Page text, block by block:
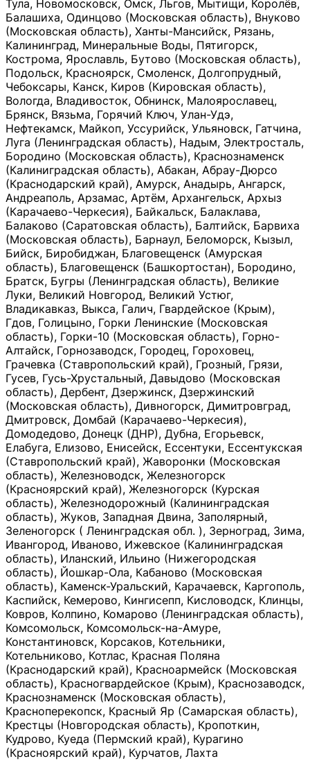
Тула, Новомосковск, Омск, Льгов, Мытищи, Королёв,
Балашиха, Одинцово (Московская область), Внуково
(Московская область), Ханты-Мансийск, Рязань,
Калининград, Минеральные Воды, Пятигорск,
Кострома, Ярославль, Бутово (Московская область),
Подольск, Красноярск, Смоленск, Долгопрудный,
Чебоксары, Канск, Киров (Кировская область),
Вологда, Владивосток, Обнинск, Малоярославец,
Брянск, Вязьма, Горячий Ключ, Улан-Удэ,
Нефтекамск, Майкоп, Уссурийск, Ульяновск, Гатчина,
Луга (Ленинградская область), Надым, Электросталь,
Бородино (Московская область), Краснознаменск
(Калиниградская область), Абакан, Абрау-Дюрсо
(Краснодарский край), Амурск, Анадырь, Ангарск,
Андреаполь, Арзамас, Артём, Архангельск, Архыз
(Карачаево-Черкесия), Байкальск, Балаклава,
Балаково (Саратовская область), Балтийск, Барвиха
(Московская область), Барнаул, Беломорск, Кызыл,
Бийск, Биробиджан, Благовещенск (Амурская
область), Благовещенск (Башкортостан), Бородино,
Братск, Бугры (Ленинградская область), Великие
Луки, Великий Новгород, Великий Устюг,
Владикавказ, Выкса, Галич, Гвардейское (Крым),
Гдов, Голицыно, Горки Ленинские (Московская
область), Горки-10 (Московская область), Горно-
Алтайск, Горнозаводск, Городец, Гороховец,
Грачевка (Ставропольский край), Грозный, Грязи,
Гусев, Гусь-Хрустальный, Давыдово (Московская
область), Дербент, Дзержинск, Дзержинский
(Московская область), Дивногорск, Димитровград,
Дмитровск, Домбай (Карачаево-Черкесия),
Домодедово, Донецк (ДНР), Дубна, Егорьевск,
Елабуга, Елизово, Енисейск, Ессентуки, Ессентукская
(Ставропольский край), Жаворонки (Московская
область), Железноводск, Железногорск
(Красноярский край), Железногорск (Курская
область), Железнодорожный (Калининградская
область), Жуков, Западная Двина, Заполярный,
Зеленогорск ( Ленинградская обл. ), Зерноград, Зима,
Ивангород, Иваново, Ижевское (Калининградская
область), Иланский, Ильино (Нижегородская
область), Йошкар-Ола, Кабаново (Московская
область), Каменск-Уральский, Карачаевск, Каргополь,
Каспийск, Кемерово, Кингисепп, Кисловодск, Клинцы,
Ковров, Колпино, Комарово (Ленинградская область),
Комсомольск, Комсомольск-на-Амуре,
Константиновск, Корсаков, Котельники,
Котельниково, Котлас, Красная Поляна
(Краснодарский край), Красноармейск (Московская
область), Красногвардейское (Крым), Краснозаводск,
Краснознаменск (Московская область),
Красноперекопск, Красный Яр (Самарская область),
Крестцы (Новгородская область), Кропоткин,
Кудрово, Куеда (Пермский край), Курагино
(Красноярский край), Курчатов, Лахта